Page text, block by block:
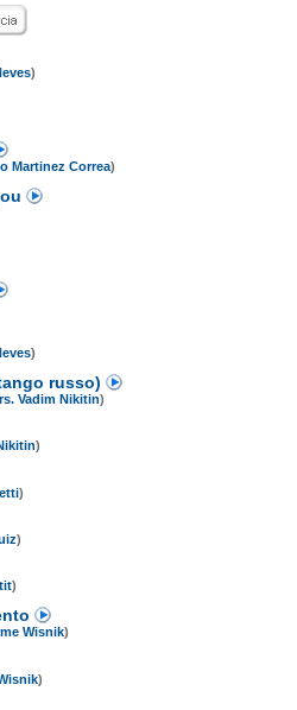
)
Martinez Correa)
)
russo)
Vadim Nikitin)
)
)
)
)
Wisnik)
)